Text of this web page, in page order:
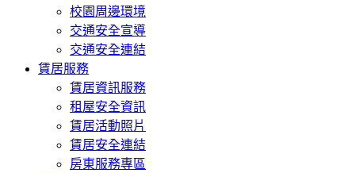
校園周邊環境
交通安全宣導
交通安全連結
賃居服務
賃居資訊服務
租屋安全資訊
賃居活動照片
賃居安全連結
房東服務專區